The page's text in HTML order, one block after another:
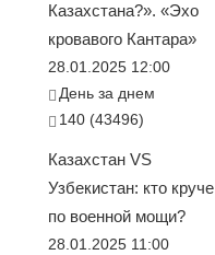
Казахстана?». «Эхо
кровавого Кантара»
28.01.2025 12:00
День за днем
140 (43496)
Казахстан VS
Узбекистан: кто круче
по военной мощи?
28.01.2025 11:00